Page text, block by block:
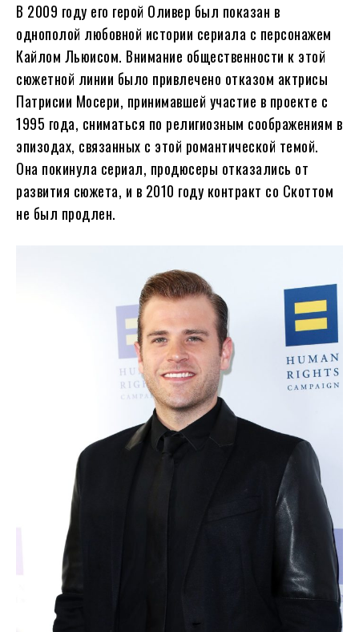
В 2009 году его герой Оливер был показан в
однополой любовной истории сериала с персонажем
Кайлом Льюисом. Внимание общественности к этой
сюжетной линии было привлечено отказом актрисы
Патрисии Мосери, принимавшей участие в проекте с
1995 года, сниматься по религиозным соображениям в
эпизодах, связанных с этой романтической темой.
Она покинула сериал, продюсеры отказались от
развития сюжета, и в 2010 году контракт со Скоттом
не был продлен.